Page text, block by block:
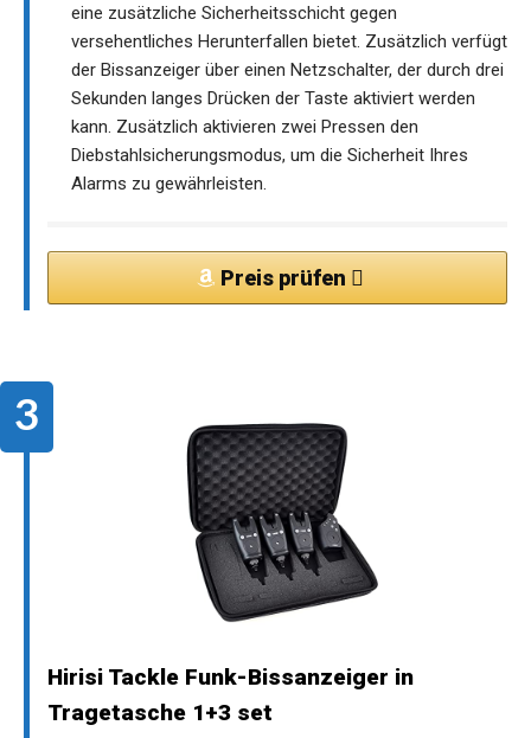
eine zusätzliche Sicherheitsschicht gegen
versehentliches Herunterfallen bietet. Zusätzlich verfügt
der Bissanzeiger über einen Netzschalter, der durch drei
Sekunden langes Drücken der Taste aktiviert werden
kann. Zusätzlich aktivieren zwei Pressen den
Diebstahlsicherungsmodus, um die Sicherheit Ihres
Alarms zu gewährleisten.
Preis prüfen
Hirisi Tackle Funk-Bissanzeiger in
Tragetasche 1+3 set